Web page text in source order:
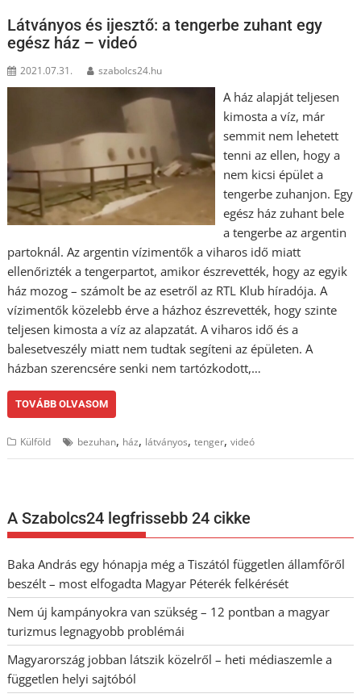
Látványos és ijesztő: a tengerbe zuhant egy
egész ház – videó
2021.07.31. szabolcs24.hu
A ház alapját teljesen
kimosta a víz, már
semmit nem lehetett
tenni az ellen, hogy a
nem kicsi épület a
tengerbe zuhanjon. Egy
egész ház zuhant bele
a tengerbe az argentin
partoknál. Az argentin vízimentők a viharos idő miatt
ellenőrizték a tengerpartot, amikor észrevették, hogy az egyik
ház mozog – számolt be az esetről az RTL Klub híradója. A
vízimentők közelebb érve a házhoz észrevették, hogy szinte
teljesen kimosta a víz az alapzatát. A viharos idő és a
balesetveszély miatt nem tudtak segíteni az épületen. A
házban szerencsére senki nem tartózkodott,…
TOVÁBB OLVASOM
Külföld bezuhan, ház, látványos,tenger,videó
A Szabolcs24 legfrissebb 24 cikke
Baka András egy hónapja még a Tiszától független államfőről
beszélt – most elfogadta Magyar Péterék felkérését
Nem új kampányokra van szükség – 12 pontban a magyar
turizmus legnagyobb problémái
Magyarország jobban látszik közelről – heti médiaszemle a
független helyi sajtóból